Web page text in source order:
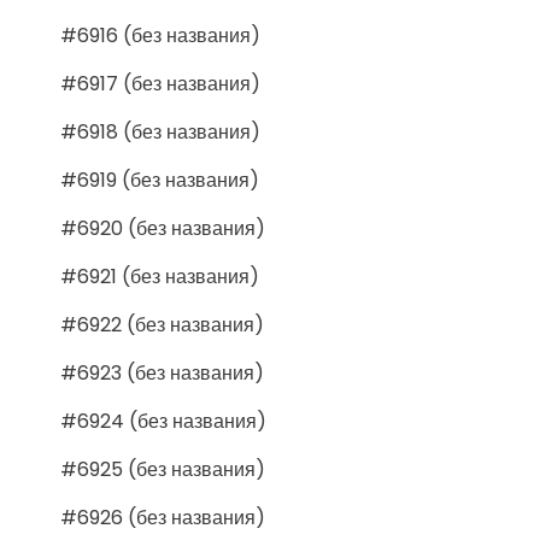
#6916 (без названия)
#6917 (без названия)
#6918 (без названия)
#6919 (без названия)
#6920 (без названия)
#6921 (без названия)
#6922 (без названия)
#6923 (без названия)
#6924 (без названия)
#6925 (без названия)
#6926 (без названия)